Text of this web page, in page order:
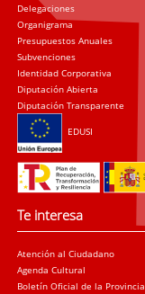
Delegaciones
Organigrama
Presupuestos Anuales
Subvenciones
Identidad Corporativa
Diputación Abierta
Diputación Transparente
EDUSI
Te interesa
Atención al Ciudadano
Agenda Cultural
Boletín Oficial de la Provincia